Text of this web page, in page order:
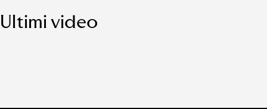
Ultimi video